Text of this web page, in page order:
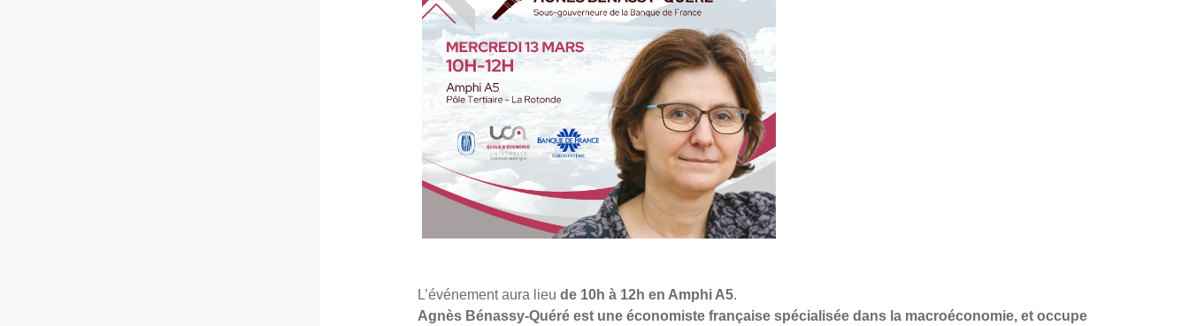
L’événement aura lieu de 10h à 12h en Amphi A5.
Agnès Bénassy-Quéré est une économiste française spécialisée dans la macroéconomie, et occupe